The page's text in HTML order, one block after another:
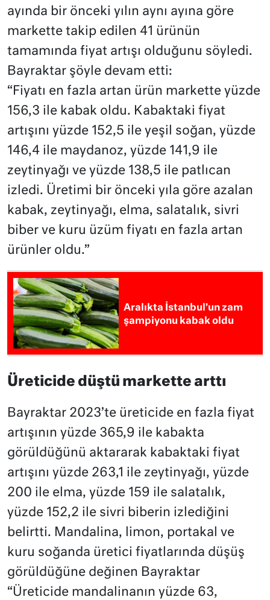
ayında bir önceki yılın aynı ayına göre
markette takip edilen 41 ürünün
tamamında fiyat artışı olduğunu söyledi.
Bayraktar şöyle devam etti:
“Fiyatı en fazla artan ürün markette yüzde
156,3 ile kabak oldu. Kabaktaki fiyat
artışını yüzde 152,5 ile yeşil soğan, yüzde
146,4 ile maydanoz, yüzde 141,9 ile
zeytinyağı ve yüzde 138,5 ile patlıcan
izledi. Üretimi bir önceki yıla göre azalan
kabak, zeytinyağı, elma, salatalık, sivri
biber ve kuru üzüm fiyatı en fazla artan
ürünler oldu.”
Aralıkta İstanbul’un zam
şampiyonu kabak oldu
Üreticide düştü markette arttı
Bayraktar 2023’te üreticide en fazla fiyat
artışının yüzde 365,9 ile kabakta
görüldüğünü aktararak kabaktaki fiyat
artışını yüzde 263,1 ile zeytinyağı, yüzde
200 ile elma, yüzde 159 ile salatalık,
yüzde 152,2 ile sivri biberin izlediğini
belirtti. Mandalina, limon, portakal ve
kuru soğanda üretici fiyatlarında düşüş
görüldüğüne değinen Bayraktar
“Üreticide mandalinanın yüzde 63,